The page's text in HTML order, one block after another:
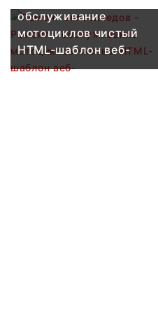
обслуживание
мотоциклов чистый
HTML-шаблон веб-